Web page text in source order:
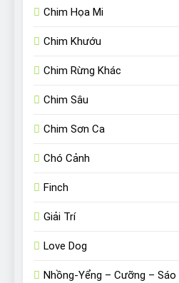
Chim Họa Mi
Chim Khướu
Chim Rừng Khác
Chim Sâu
Chim Sơn Ca
Chó Cảnh
Finch
Giải Trí
Love Dog
Nhồng-Yểng – Cưỡng – Sáo